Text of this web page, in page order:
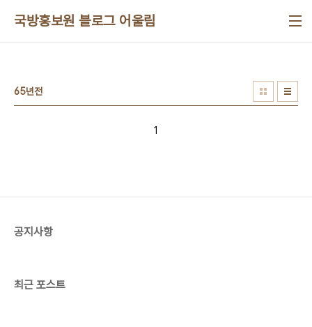
국방홍보원 블로그 어울림
65년전
1
공지사항
최근 포스트